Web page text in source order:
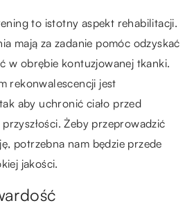
to istotny aspekt rehabilitacji.
mają za zadanie pomóc odzyskać
w obrębie kontuzjowanej tkanki.
rekonwalescencji jest
aby uchronić ciało przed
Żeby przeprowadzić
potrzebna nam będzie przede
jakości.